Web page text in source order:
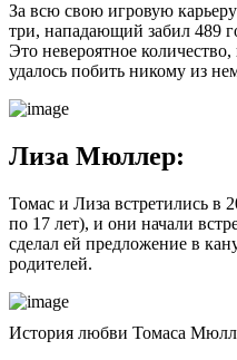
За всю свою игровую
три, нападающий забил 489
Это невероятное
удалось побить никому из
Лиза Мюллер:
Томас и Лиза встретились в
по 17 лет), и они начали
сделал ей предложение в
родителей.
История любви Томаса